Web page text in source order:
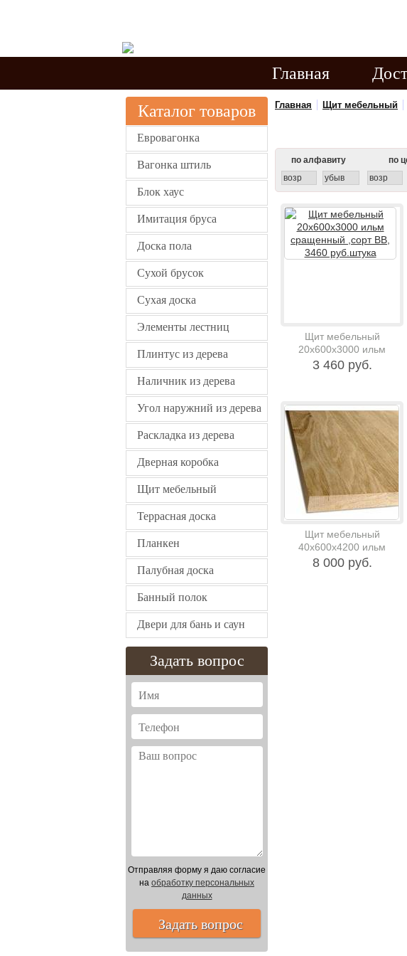
Главная
Каталог товаров
Евровагонка
Вагонка штиль
Блок хаус
Имитация бруса
Доска пола
Сухой брусок
Сухая доска
Элементы лестниц
Плинтус из дерева
Наличник из дерева
Угол наружний из дерева
Раскладка из дерева
Дверная коробка
Щит мебельный
Террасная доска
Планкен
Палубная доска
Банный полок
Двери для бань и саун
Задать вопрос
Отправляя форму я даю согласие
на обработку персональных
данных
Главная Щит мебельный
по алфавиту по
возр
убыв возр
Щит мебельный
20х600х3000 ильм
сращенный ,сорт ВВ,
3460 руб.штука
3 460 руб.
Щит мебельный
40х600х4200 ильм
сращенный ,сорт ВВ,
8000 руб.штука
8 000 руб.